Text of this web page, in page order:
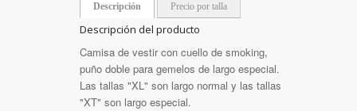
Descripción Precio por talla
Descripción del producto
Camisa de vestir con cuello de smoking,
puño doble para gemelos de largo especial.
Las tallas "XL" son largo normal y las tallas
"XT" son largo especial.